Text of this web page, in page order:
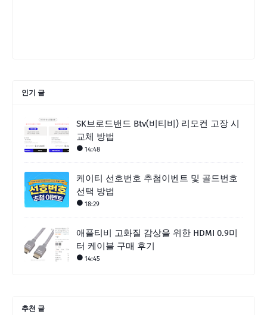
인기 글
SK브로드밴드 Btv(비티비) 리모컨 고장 시
교체 방법
14:48
케이티 선호번호 추첨이벤트 및 골드번호
선택 방법
18:29
애플티비 고화질 감상을 위한 HDMI 0.9미
터 케이블 구매 후기
14:45
추천 글